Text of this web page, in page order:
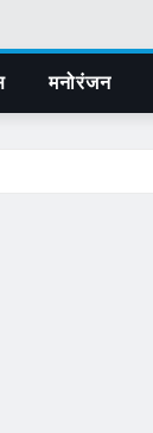
मनोरंजन